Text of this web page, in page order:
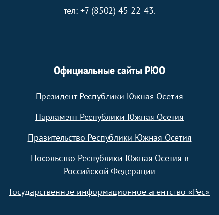
тел: +7 (8502) 45-22-43.
Официальные сайты РЮО
Президент Республики Южная Осетия
Парламент Республики Южная Осетия
Правительство Республики Южная Осетия
Посольство Республики Южная Осетия в
Российской Федерации
Государственное информационное агентство «Рес»